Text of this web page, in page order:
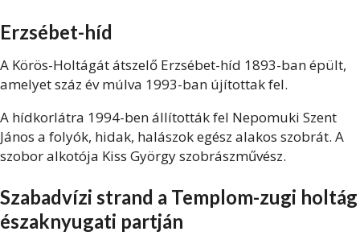
Erzsébet-híd
A Körös-Holtágát átszelő Erzsébet-híd 1893-ban épült,
amelyet száz év múlva 1993-ban újítottak fel.
A hídkorlátra 1994-ben állították fel Nepomuki Szent
János a folyók, hidak, halászok egész alakos szobrát. A
szobor alkotója Kiss György szobrászművész.
Szabadvízi strand a Templom-zugi holtág
északnyugati partján